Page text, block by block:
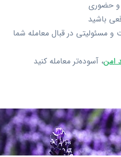
و حضوری
باشید
و مسئولیتی در قبال معامله شما
امن، آسوده‌تر معامله کنید